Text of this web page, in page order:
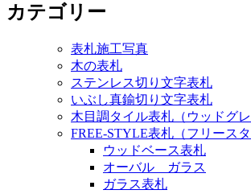
カテゴリー
表札施工写真
木の表札
ステンレス切り文字表札
いぶし真鍮切り文字表札
木目調タイル表札（ウッドグレ
FREE-STYLE表札（フリースタ
ウッドベース表札
オーバル ガラス
ガラス表札